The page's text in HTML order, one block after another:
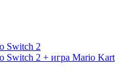
Switch 2
Switch 2 + игра Mario Kart